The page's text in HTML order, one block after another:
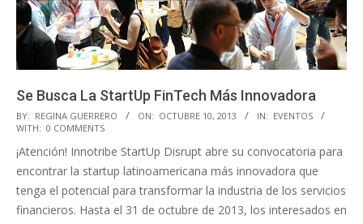
Se Busca La StartUp FinTech Más Innovadora
2013-
10-
10
BY: REGINA GUERRERO ON: OCTUBRE 10, 2013 IN: EVENTOS
WITH: 0 COMMENTS
¡Atención! Innotribe StartUp Disrupt abre su convocatoria para
encontrar la startup latinoamericana más innovadora que
tenga el potencial para transformar la industria de los servicios
financieros. Hasta el 31 de octubre de 2013, los interesados en